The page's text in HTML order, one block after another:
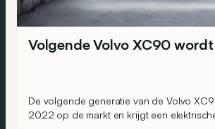
Volgende Volvo XC90
De volgende generatie van de Volvo
2022 op de markt en krijgt een